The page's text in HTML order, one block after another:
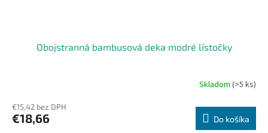
Obojstranná bambusová deka modré lístočky
Skladom (>5 ks)
€15,42 bez DPH
€18,66 Do košíka